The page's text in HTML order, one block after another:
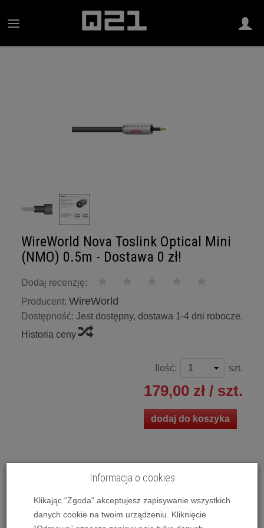
WireWorld Nova Toslink Optical Mini
(NMO) 0.5m - Dostawa 0 zł!
Dodaj recenzję:
Producent: WireWorld
Dostępność: Jest dostępny, dostawa 1-4 dni robocze.
Historia ceny
Ilość: szt.
179,00 zł / szt.
dodaj do koszyka
Kabel cyfrowy optyczny WireWorld Nova Toslink Optical
Informacja o cookies
Klikając “Zgoda” akceptujesz zapisywanie wszystkich
danych cookie na twoim urządzeniu. Kliknięcie